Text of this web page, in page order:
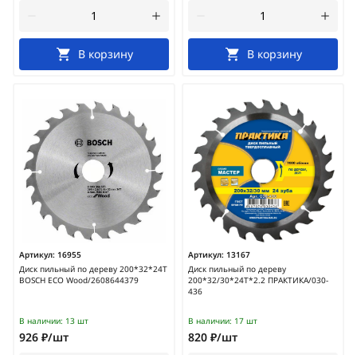
В корзину В корзину
Артикул: 16955
Диск пильный по дереву 200*32*24T
BOSCH ECO Wood/2608644379
В наличии: 13 шт
926 ₽/шт
Артикул: 13167
Диск пильный по дереву
200*32/30*24Т*2.2 ПРАКТИКА/030-
436
В наличии: 17 шт
820 ₽/шт